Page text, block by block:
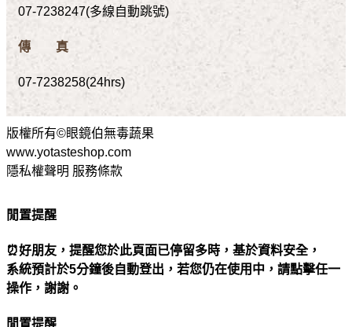
07-7238247(多線自動跳號)
傳 真
07-7238258(24hrs)
版權所有©眼鏡伯無毒蔬果
www.yotasteshop.com
隱私權聲明 服務條款
閒置提醒
⏰好朋友，提醒您於此頁面已停留多時，基於資料安全，
系統預計於5分鐘後自動登出，若您仍在使用中，請點擊任一
操作，謝謝。
閒置提醒